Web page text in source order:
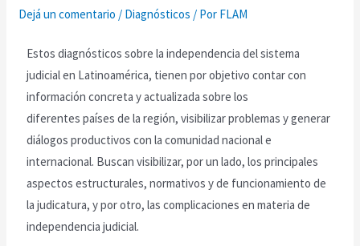
Dejá un comentario / Diagnósticos / Por FLAM
Estos diagnósticos sobre la independencia del sistema
judicial en Latinoamérica, tienen por objetivo contar con
información concreta y actualizada sobre los
diferentes países de la región, visibilizar problemas y generar
diálogos productivos con la comunidad nacional e
internacional. Buscan visibilizar, por un lado, los principales
aspectos estructurales, normativos y de funcionamiento de
la judicatura, y por otro, las complicaciones en materia de
independencia judicial.